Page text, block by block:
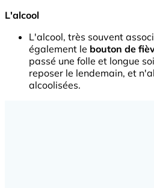
L'alcool
L'alcool, très souvent
également le bouton de
passé une folle et longue
reposer le lendemain, et
alcoolisées.